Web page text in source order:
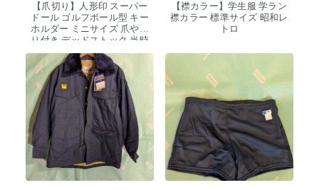
【爪切り】人形印 スーパー
ドール ゴルフボール型 キー
ホルダー ミニサイズ 爪やす
り付き デッドストック 当時
物
【襟カラー】学生服 学ラン
襟カラー 標準サイズ 昭和レ
トロ